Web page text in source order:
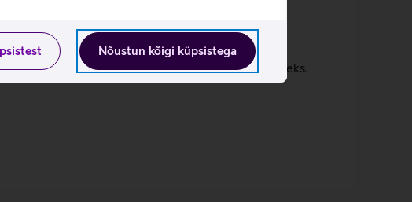
Nõustun kõigi küpsistega
kaugusele.
40 meetri sügavusele ja kiireteks veespordialadeks.